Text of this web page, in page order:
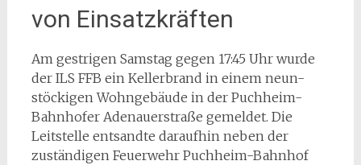
von Einsatzkräften
Am gestrigen Samstag gegen 17:45 Uhr wurde
der ILS FFB ein Kellerbrand in einem neun-
stöckigen Wohngebäude in der Puchheim-
Bahnhofer Adenauerstraße gemeldet. Die
Leitstelle entsandte daraufhin neben der
zuständigen Feuerwehr Puchheim-Bahnhof